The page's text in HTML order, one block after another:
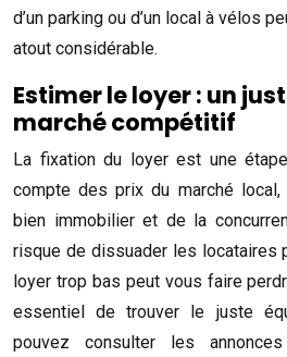
d’un parking ou d’un local à vélos
atout considérable.
Estimer le loyer : un
marché compétitif
La fixation du loyer est une
compte des prix du marché
bien immobilier et de la
risque de dissuader les locataires
loyer trop bas peut vous faire
essentiel de trouver le juste
pouvez consulter les